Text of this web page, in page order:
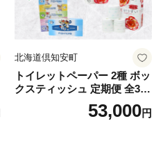
北海道倶知安町
トイレットペーパー 2種 ボッ
クスティッシュ 定期便 全3
回 日本製 まとめ買い 防災
常備品 日用雑貨 消耗品 生活
53,000円